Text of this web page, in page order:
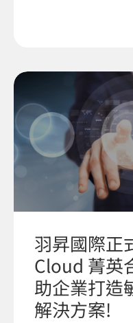
羽昇國際正
Cloud 菁英
助企業打造
解決方案!